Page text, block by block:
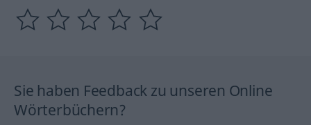
Sie haben Feedback zu unseren Online
Wörterbüchern?